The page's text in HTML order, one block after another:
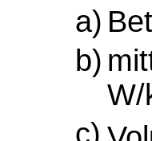
a)
b)
W/
c)